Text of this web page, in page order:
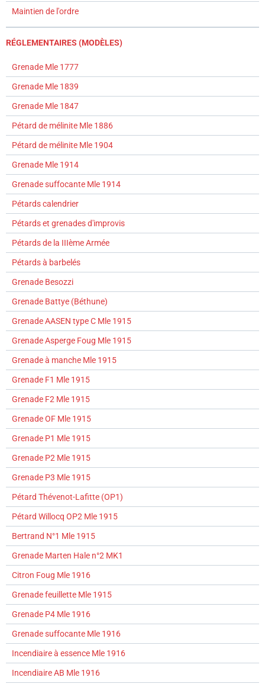
Maintien de l'ordre
RÉGLEMENTAIRES (MODÈLES)
Grenade Mle 1777
Grenade Mle 1839
Grenade Mle 1847
Pétard de mélinite Mle 1886
Pétard de mélinite Mle 1904
Grenade Mle 1914
Grenade suffocante Mle 1914
Pétards calendrier
Pétards et grenades d'improvis
Pétards de la IIIème Armée
Pétards à barbelés
Grenade Besozzi
Grenade Battye (Béthune)
Grenade AASEN type C Mle 1915
Grenade Asperge Foug Mle 1915
Grenade à manche Mle 1915
Grenade F1 Mle 1915
Grenade F2 Mle 1915
Grenade OF Mle 1915
Grenade P1 Mle 1915
Grenade P2 Mle 1915
Grenade P3 Mle 1915
Pétard Thévenot-Lafitte (OP1)
Pétard Willocq OP2 Mle 1915
Bertrand N°1 Mle 1915
Grenade Marten Hale n°2 MK1
Citron Foug Mle 1916
Grenade feuillette Mle 1915
Grenade P4 Mle 1916
Grenade suffocante Mle 1916
Incendiaire à essence Mle 1916
Incendiaire AB Mle 1916